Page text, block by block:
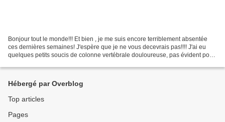
Bonjour tout le monde!!! Et bien , je me suis encore terriblement absentée
ces dernières semaines! J'espère que je ne vous decevrais pas!!!! J'ai eu
quelques petits soucis de colonne vertébrale douloureuse, pas évident pour
Hébergé par Overblog
Top articles
Pages